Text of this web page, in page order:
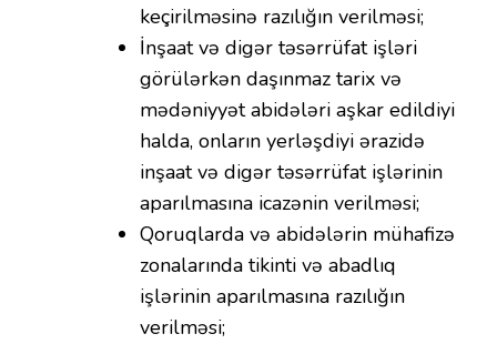
keçirilməsinə razılığın verilməsi;
İnşaat və digər təsərrüfat işləri
görülərkən daşınmaz tarix və
mədəniyyət abidələri aşkar edildiyi
halda, onların yerləşdiyi ərazidə
inşaat və digər təsərrüfat işlərinin
aparılmasına icazənin verilməsi;
Qoruqlarda və abidələrin mühafizə
zonalarında tikinti və abadlıq
işlərinin aparılmasına razılığın
verilməsi;